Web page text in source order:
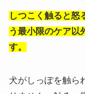
しつこく触ると怒
う最小限のケア以
す。
犬がしっぽを触ら